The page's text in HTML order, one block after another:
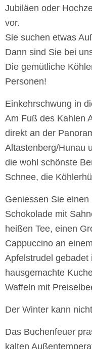
Jubiläen oder
vor.
Sie suchen etwas
Dann sind Sie bei
Die gemütliche
Personen!
Einkehrschwung in
Am Fuß des Kahlen
direkt an der
Altastenberg/Hunau
die wohl schönste
Schnee, die
Geniessen Sie
Schokolade mit
heißen Tee, einen
Cappuccino an
Apfelstrudel
hausgemachte
Waffeln mit
Der Winter kann
Das Buchenfeuer
kalten